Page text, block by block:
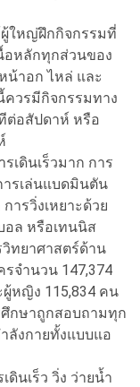
ใหญ่ฝึกกิจกรรมที่
อหลักทุกส่วนของ
น้าอก ไหล่ และ
วรมีกิจกรรมทาง
ต่อสัปดาห์ หรือ
เดินเร็วมาก การ
ารเล่นแบดมินตัน
ารวิ่งเหยาะด้วย
อล หรือเทนนิส
ทยาศาสตร์ด้าน
จำนวน 147,374
หญิง 115,834 คน
ศึกษาถูกสอบถามทุก
ลังกายทั้งแบบแอ
นเร็ว วิ่ง ว่ายน้ำ